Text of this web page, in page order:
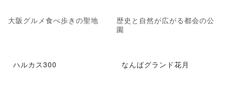
大阪グルメ食べ歩きの聖地
歴史と自然が広がる都会の公
園
ハルカス300 なんばグランド花月